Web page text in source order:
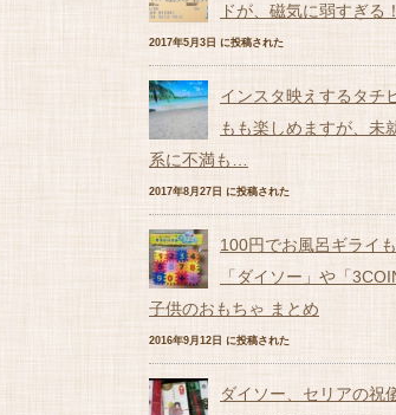
ドが、磁気に弱すぎる
2017年5月3日 に投稿された
インスタ映えするタチ
もも楽しめますが、未
系に不満も…
2017年8月27日 に投稿された
100円でお風呂ギライ
「ダイソー」や「
子供のおもちゃ まとめ
2016年9月12日 に投稿された
ダイソー、セリアの祝